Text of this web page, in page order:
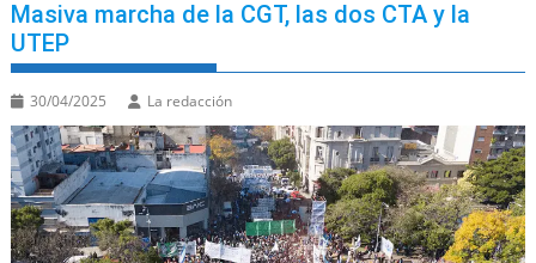
Masiva marcha de la CGT, las dos CTA y la
UTEP
30/04/2025 La redacción